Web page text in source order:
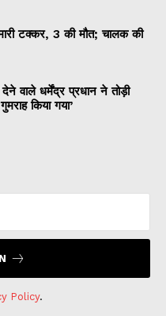
टक्कर, 3 की मौत; चालक की
वाले धर्मेंद्र प्रधान ने तोड़ी
किया गया’
Policy.